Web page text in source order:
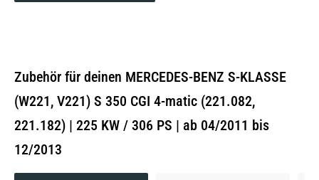
Zubehör für deinen MERCEDES-BENZ S-KLASSE
(W221, V221) S 350 CGI 4-matic (221.082,
221.182) | 225 KW / 306 PS | ab 04/2011 bis
12/2013